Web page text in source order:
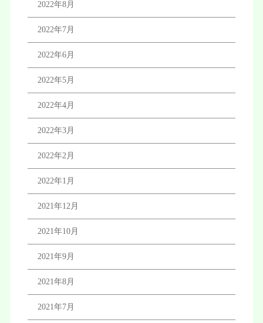
2022年8月
2022年7月
2022年6月
2022年5月
2022年4月
2022年3月
2022年2月
2022年1月
2021年12月
2021年10月
2021年9月
2021年8月
2021年7月